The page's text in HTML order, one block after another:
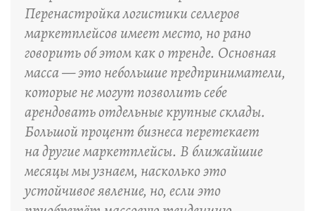
Перенастройка логистики селлеров
маркетплейсов имеет место, но рано
говорить об этом как о тренде. Основная
масса — это небольшие предприниматели,
которые не могут позволить себе
арендовать отдельные крупные склады.
Большой процент бизнеса перетекает
на другие маркетплейсы. В ближайшие
месяцы мы узнаем, насколько это
устойчивое явление, но, если это